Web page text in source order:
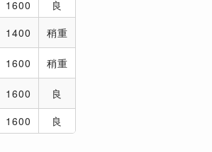
1600
良
1400 稍重
1600 稍重
1600
良
1600 良